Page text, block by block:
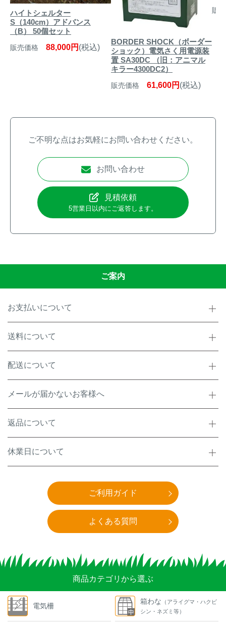
ハイトシェルター
S（140cm）アドバンス
（B） 50個セット
販売価格 88,000円 (税込)
BORDER SHOCK（ボーダー
ショック）電気さく用電源装
置 SA30DC （旧：アニマル
キラー4300DC2）
販売価格 61,600円 (税込)
販
ご不明な点はお気軽にお問い合わせください。
お問い合わせ
見積依頼
5営業日以内にご返答します。
ご案内
お支払いについて
送料について
配送について
メールが届かないお客様へ
返品について
休業日について
ご利用ガイド
よくある質問
商品カテゴリから選ぶ
電気柵
箱わな （アライグマ・ハクビ
シン・ネズミ等）